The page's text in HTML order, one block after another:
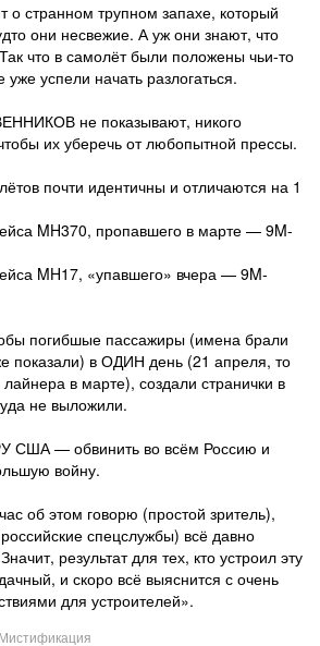
о странном трупном запахе, который
они несвежие. А уж они знают, что
что в самолёт были положены чьи-то
успели начать разлогаться.
не показывают, никого
их уберечь от любопытной прессы.
почти идентичны и отличаются на 1
MH370, пропавшего в марте — 9M-
MH17, «упавшего» вчера — 9M-
погибшые пассажиры (имена брали
показали) в ОДИН день (21 апреля, то
в марте), создали странички в
не выложили.
США — обвинить во всём Россию и
войну.
об этом говорю (простой зритель),
спецслужбы) всё давно
результат для тех, кто устроил эту
и скоро всё выяснится с очень
для устроителей».
Мистификация